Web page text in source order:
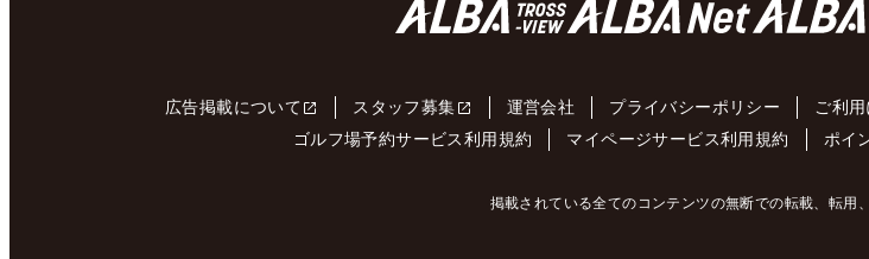
広告掲載について スタッフ募集 運営会社 プライバシーポリシー ご利
ゴルフ場予約サービス利用規約
マイページサービス利用規約 ポイ
掲載されている全てのコンテンツの無断での転載、転用